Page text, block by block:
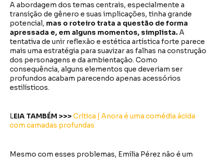
A abordagem dos temas centrais, especialmente a
transição de gênero e suas implicações, tinha grande
potencial, mas o roteiro trata a questão de forma
apressada e, em alguns momentos, simplista.A
tentativa de unir reflexão e estética artística forte parece
mais uma estratégia para suavizar as falhas na construção
dos personagens e da ambientação. Como
consequência, alguns elementos que deveriam ser
profundos acabam parecendo apenas acessórios
estilísticos.
LEIA TAMBÉM >>>Crítica | Anora é uma comédia ácida
com camadas profundas
Mesmo com esses problemas, Emilia Pérez não é um